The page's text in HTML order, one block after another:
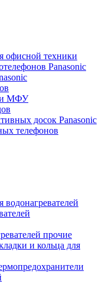
офисной техники
Panasonic
и МФУ
досок Panasonic
телефонов
водонагревателей
прочие
и кольца для